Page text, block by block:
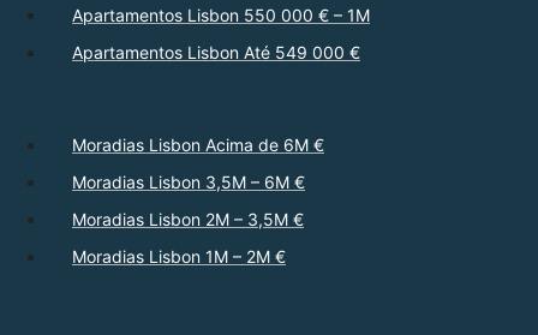
Apartamentos Lisbon 550 000 € – 1M
Apartamentos Lisbon Até 549 000 €
Moradias Lisbon Acima de 6M €
Moradias Lisbon 3,5M – 6M €
Moradias Lisbon 2M – 3,5M €
Moradias Lisbon 1M – 2M €